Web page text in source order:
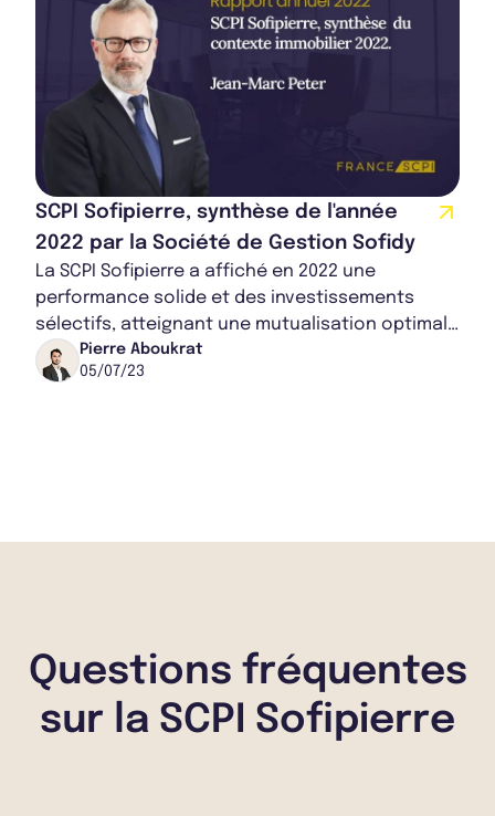
SCPI Sofipierre, synthèse de l'année
2022 par la Société de Gestion Sofidy
La SCPI Sofipierre a affiché en 2022 une
performance solide et des investissements
sélectifs, atteignant une mutualisation optimale
des locataires et une diversification accrue du...
Pierre Aboukrat
05/07/23
Questions fréquentes
sur la SCPI Sofipierre